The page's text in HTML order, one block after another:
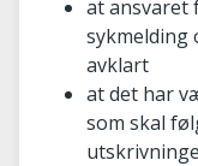
at ansvaret
sykmelding
avklart
at det har
som skal